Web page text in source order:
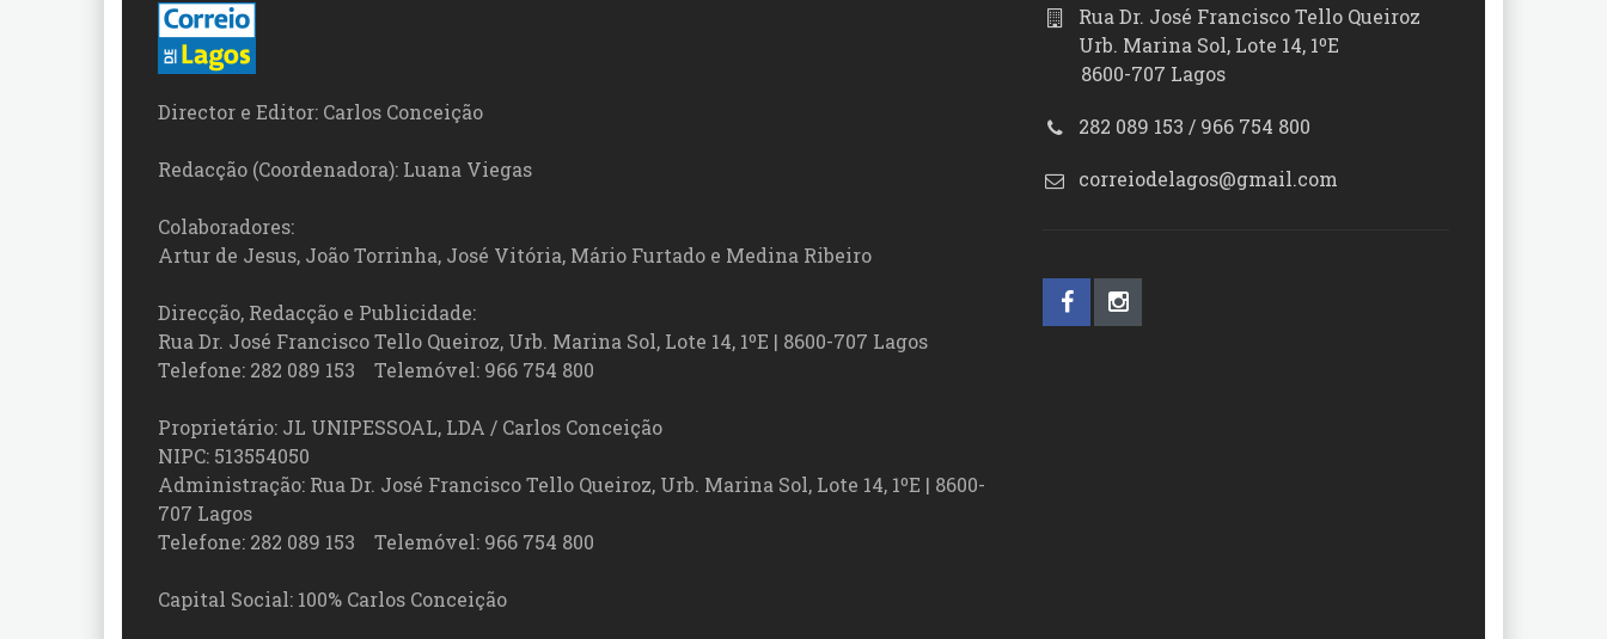
Director e Editor: Carlos Conceição
Redacção (Coordenadora): Luana Viegas
Colaboradores:
Artur de Jesus, João Torrinha, José Vitória, Mário Furtado e Medina Ribeiro
Direcção, Redacção e Publicidade:
Rua Dr. José Francisco Tello Queiroz, Urb. Marina Sol, Lote 14, 1ºE | 8600-707 Lagos
Telefone: 282 089 153 Telemóvel: 966 754 800
Proprietário: JL UNIPESSOAL, LDA / Carlos Conceição
NIPC: 513554050
Administração: Rua Dr. José Francisco Tello Queiroz, Urb. Marina Sol, Lote 14, 1ºE | 8600-
707 Lagos
Telefone: 282 089 153 Telemóvel: 966 754 800
Capital Social: 100% Carlos Conceição
Rua Dr. José Francisco Tello Queiroz
Urb. Marina Sol, Lote 14, 1ºE
8600-707 Lagos
282 089 153 / 966 754 800
correiodelagos@gmail.com